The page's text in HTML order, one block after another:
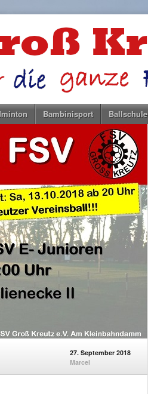
Bambinisport Ballschule
27. September 2018
Marcel